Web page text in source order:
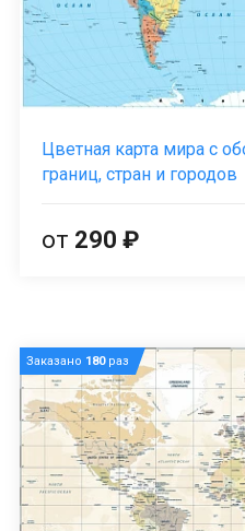
Цветная карта мира с
границ, стран и городов
от 290 ₽
Заказано 180раз